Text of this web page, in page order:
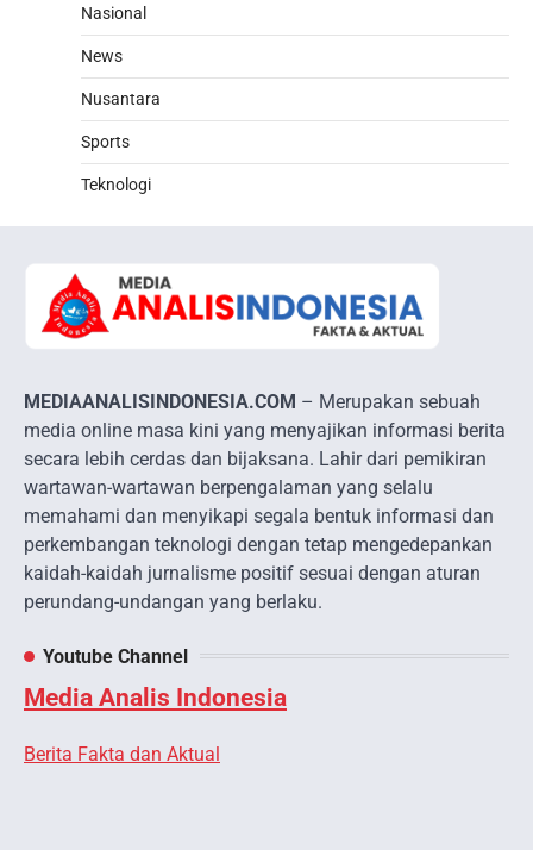
Nasional
News
Nusantara
Sports
Teknologi
MEDIAANALISINDONESIA.COM – Merupakan sebuah
media online masa kini yang menyajikan informasi berita
secara lebih cerdas dan bijaksana. Lahir dari pemikiran
wartawan-wartawan berpengalaman yang selalu
memahami dan menyikapi segala bentuk informasi dan
perkembangan teknologi dengan tetap mengedepankan
kaidah-kaidah jurnalisme positif sesuai dengan aturan
perundang-undangan yang berlaku.
Youtube Channel
Media Analis Indonesia
Berita Fakta dan Aktual